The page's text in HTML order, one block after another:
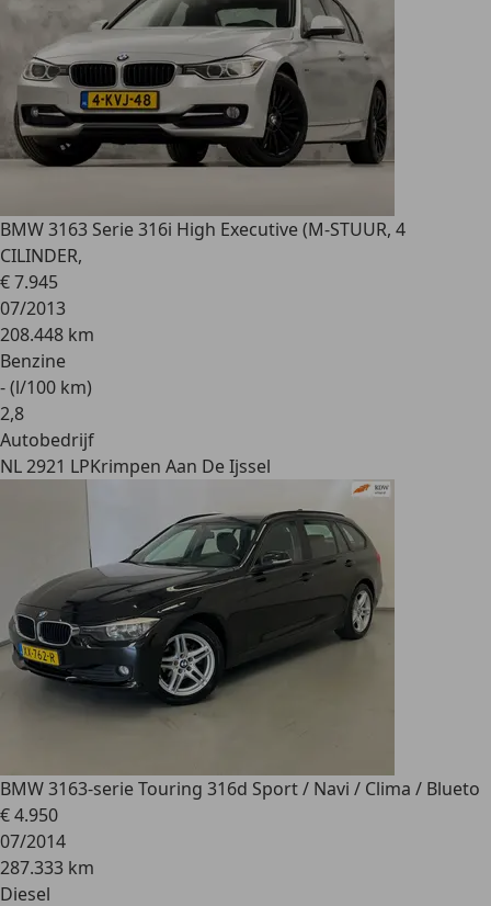
BMW 3163 Serie 316i High Executive (M-STUUR, 4
CILINDER,
€ 7.945
07/2013
208.448 km
Benzine
- (l/100 km)
2,8
Autobedrijf
NL 2921 LPKrimpen Aan De Ijssel
BMW 3163-serie Touring 316d Sport / Navi / Clima / Blueto
€ 4.950
07/2014
287.333 km
Diesel